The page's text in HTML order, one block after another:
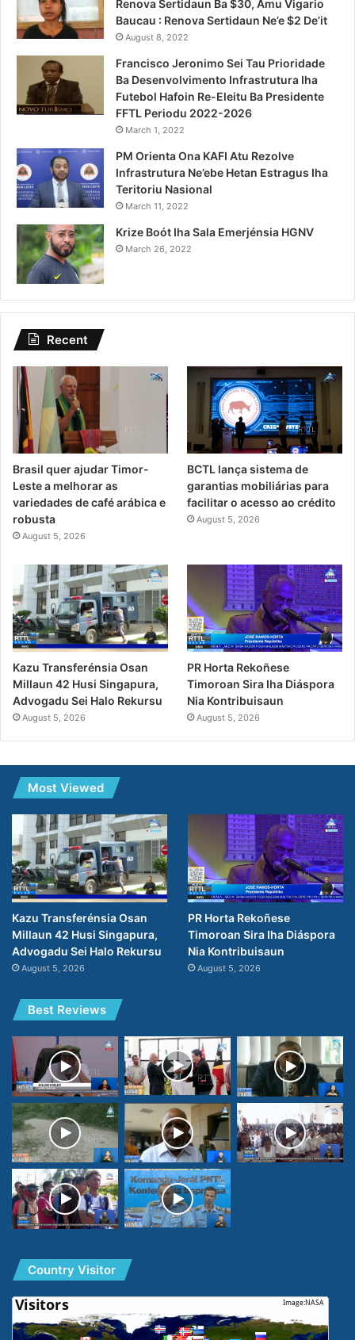
Renova Sertidaun Ba $30, Amu Vigario
Baucau : Renova Sertidaun Ne’e $2 De’it
August 8, 2022
Francisco Jeronimo Sei Tau Prioridade
Ba Desenvolvimento Infrastrutura Iha
Futebol Hafoin Re-Eleitu Ba Presidente
FFTL Periodu 2022-2026
March 1, 2022
PM Orienta Ona KAFI Atu Rezolve
Infrastrutura Ne’ebe Hetan Estragus Iha
Teritoriu Nasional
March 11, 2022
Krize Boót Iha Sala Emerjénsia HGNV
March 26, 2022
Recent
Brasil quer ajudar Timor-
Leste a melhorar as
variedades de café arábica e
robusta
August 5, 2026
BCTL lança sistema de
garantias mobiliárias para
facilitar o acesso ao crédito
August 5, 2026
Kazu Transferénsia Osan
Millaun 42 Husi Singapura,
Advogadu Sei Halo Rekursu
August 5, 2026
PR Horta Rekoñese
Timoroan Sira Iha Diáspora
Nia Kontribuisaun
August 5, 2026
Most Viewed
Kazu Transferénsia Osan
Millaun 42 Husi Singapura,
Advogadu Sei Halo Rekursu
August 5, 2026
PR Horta Rekoñese
Timoroan Sira Iha Diáspora
Nia Kontribuisaun
August 5, 2026
Best Reviews
Country Visitor